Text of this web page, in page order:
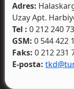
Adres:
Uzay Apt.
Tel : 0 212 240
GSM: 0 544 422
Faks: 0 212 231
E-posta: